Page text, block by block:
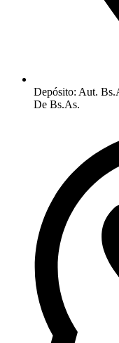
Depósito: Aut.
De Bs.As.